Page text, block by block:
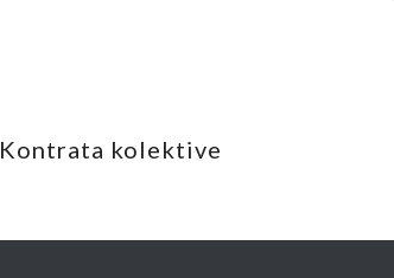
Kontrata kolektive